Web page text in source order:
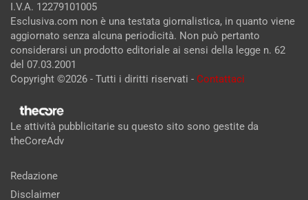
I.V.A. 12279101005
Esclusiva.com non è una testata giornalistica, in quanto viene
aggiornato senza alcuna periodicità. Non può pertanto
considerarsi un prodotto editoriale ai sensi della legge n. 62
del 07.03.2001
Copyright ©2026 - Tutti i diritti riservati - Contattaci
Le attività pubblicitarie su questo sito sono gestite da
theCoreAdv
Redazione
Disclaimer